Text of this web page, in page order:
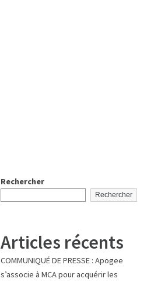
Rechercher
Rechercher
Articles récents
COMMUNIQUÉ DE PRESSE : Apogee
s’associe à MCA pour acquérir les